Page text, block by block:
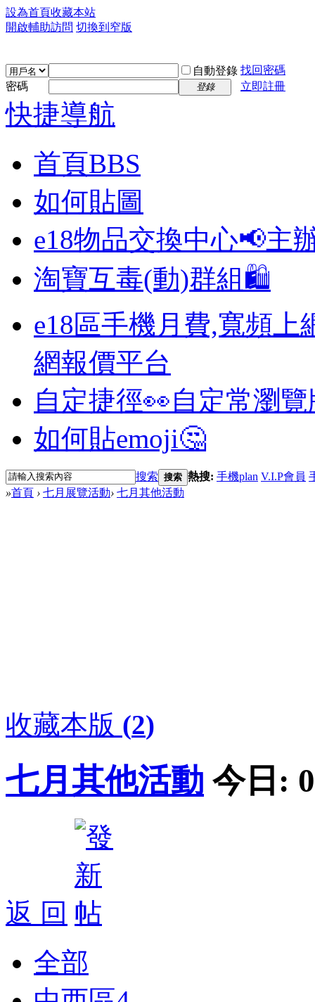
設為首頁收藏本站
開啟輔助訪問 切換到窄版
自動登錄 找回密碼
密碼
登錄 立即註冊
快捷導航
首頁BBS
如何貼圖
e18物品交換中心📢主
淘寶互毒(動)群組🛍️
e18區手機月費,寬頻上
網報價平台
自定捷徑👀自定常瀏
如何貼emoji🤔
搜索 搜索 熱搜: 手機plan V.I.P會員
»首頁 › 七月展覽活動› 七月其他活動
收藏本版 (2)
七月其他活動 今日: 0
返 回
全部